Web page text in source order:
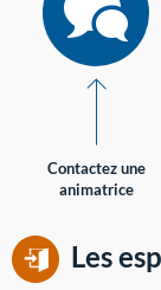
Contactez une
animatrice
Les